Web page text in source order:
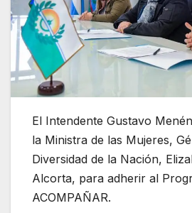
El Intendente Gustavo
la Ministra de las Mujeres,
Diversidad de la Nación,
Alcorta, para adherir al
ACOMPAÑAR.